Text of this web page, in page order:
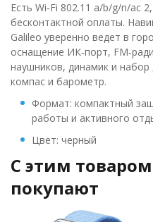
Есть Wi‑Fi 802.11 a/b/g/n/ac
бесконтактной оплаты.
Galileo уверенно ведет в
оснащение ИК‑порт,
наушников, динамик и набор
компас и барометр.
Формат: компактный
работы и активного
Цвет: черный
C этим
покупают